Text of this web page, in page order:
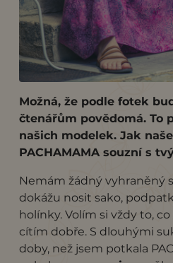
Možná, že podle fotek
čtenářům povědomá. To
našich modelek. Jak
PACHAMAMA souzní s
Nemám žádný vyhraněný
dokážu nosit sako,
holínky. Volím si vždy to,
cítím dobře. S dlouhými
doby, než jsem potkala